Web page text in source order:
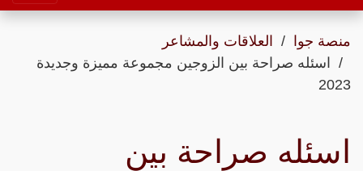
منصة جوا
العلاقات والمشاعر
اسئله صراحة بين الزوجين مجموعة مميزة وجديدة
2023
اسئله صراحة بين